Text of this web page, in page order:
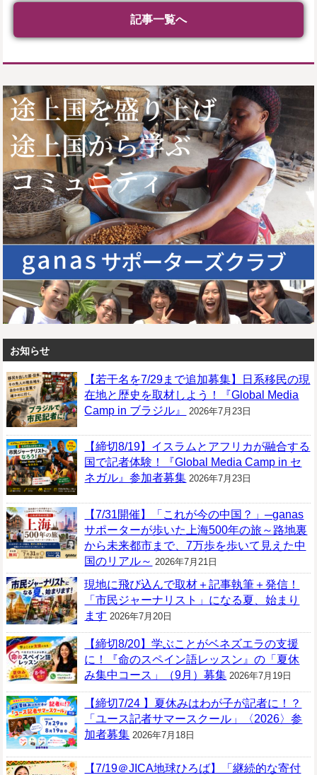
記事一覧へ
お知らせ
【若干名を7/29まで追加募集】日系移民の現
在地と歴史を取材しよう！『Global Media
Camp in ブラジル』
2026年7月23日
【締切8/19】イスラムとアフリカが融合する
国で記者体験！『Global Media Camp in セ
ネガル』参加者募集 2026年7月23日
【7/31開催】「これが今の中国？」─ganas
サポーターが歩いた上海500年の旅～路地裏
から未来都市まで、7万歩を歩いて見えた中
国のリアル～ 2026年7月21日
現地に飛び込んで取材＋記事執筆＋発信！
「市民ジャーナリスト」になる夏、始まり
ます 2026年7月20日
【締切8/20】学ぶことがベネズエラの支援
に！『命のスペイン語レッスン』の「夏休
み集中コース」（9月）募集 2026年7月19日
【締切7/24 】夏休みはわが子が記者に！？
「ユース記者サマースクール」〈2026〉参
加者募集 2026年7月18日
【7/19＠JICA地球ひろば】「継続的な寄付